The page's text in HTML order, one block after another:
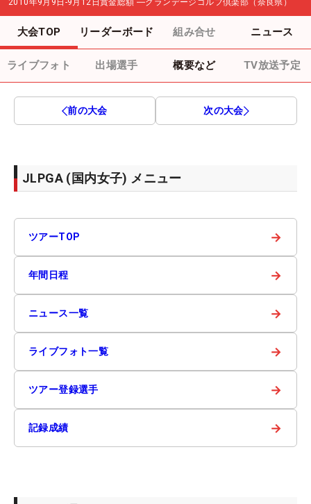
2010年9月9日-9月12日賞金総額 ―グランデージゴルフ倶楽部（奈良県）
大会TOP リーダーボード 組み合せ ニュース
ライブフォト 出場選手 概要など TV放送予定
前の大会 次の大会
JLPGA (国内女子) メニュー
ツアーTOP →
年間日程 →
ニュース一覧 →
ライブフォト一覧 →
ツアー登録選手 →
記録成績 →